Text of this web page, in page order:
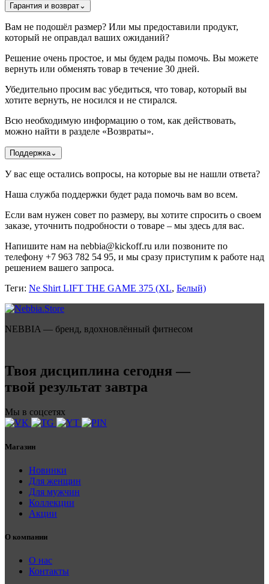
Гарантия и возврат⌄
Вам не подошёл размер? Или мы предоставили продукт,
который не оправдал ваших ожиданий?
Решение очень простое, и мы будем рады помочь. Вы можете
вернуть или обменять товар в течение 30 дней.
Убедительно просим вас убедиться, что товар, который вы
хотите вернуть, не носился и не стирался.
Всю необходимую информацию о том, как действовать,
можно найти в разделе «Возвраты».
Поддержка⌄
У вас еще остались вопросы, на которые вы не нашли ответа?
Наша служба поддержки будет рада помочь вам во всем.
Если вам нужен совет по размеру, вы хотите спросить о своем
заказе, уточнить подробности о товаре – мы здесь для вас.
Напишите нам на nebbia@kickoff.ru или позвоните по
телефону +7 963 782 54 95, и мы сразу приступим к работе над
решением вашего запроса.
Теги: Ne Shirt LIFT THE GAME 375 (XL, Белый)
NEBBIA — бренд, вдохновлённый фитнесом
Твоя дисциплина сегодня —
твой результат завтра
Мы в соцсетях
Магазин
Новинки
Для женщин
Для мужчин
Коллекции
Акции
О компании
О нас
Контакты